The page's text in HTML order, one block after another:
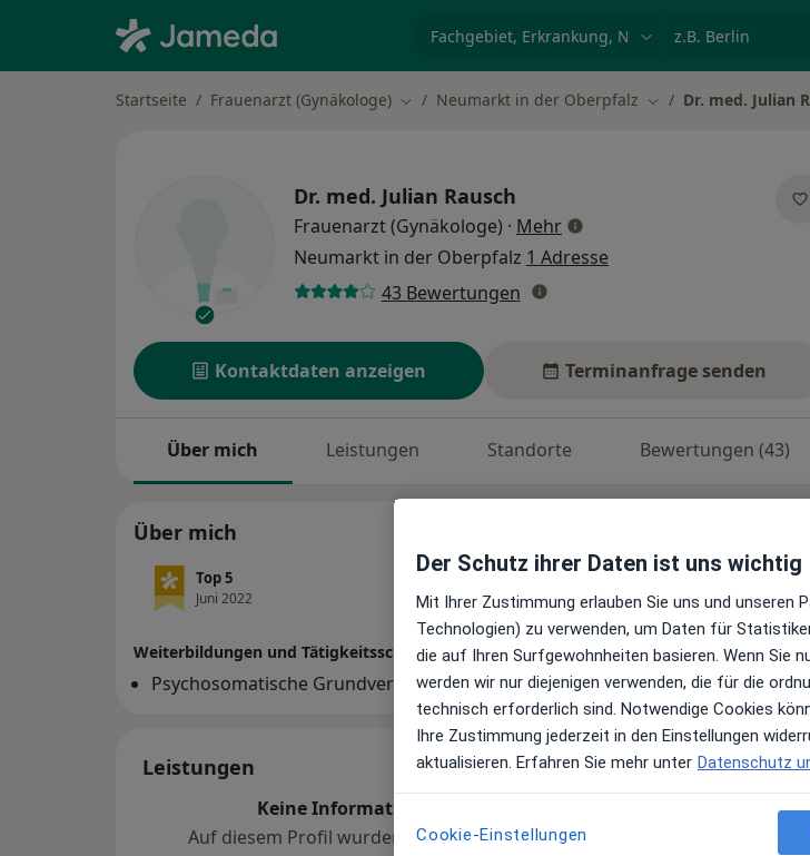
Startseite Frauenarzt (Gynäkologe) Stadt ändern
Neumarkt in der Oberpfalz Stadt ändern
Dr. med. Julian
Dr. med. Julian Rausch
Frauenarzt (Gynäkologe) · Mehrüber Spezialisierungen
Neumarkt in der Oberpfalz 1 Adresse
43 Bewertungen
Kontaktdaten anzeigen Terminanfrage senden
Über mich Leistungen Standorte Bewertungen (43)
Über mich
Top 5
Juni 2022
Weiterbildungen und Tätigkeitsschwerpunkte
Psychosomatische Grundversorgung
Leistungen
Keine Informationen über Leistungen und Kosten
Auf diesem Profil wurden noch keine Informationen über Leistungen
Der Schutz ihrer Daten ist uns wichtig
Mit Ihrer Zustimmung erlauben Sie uns und unseren
Technologien) zu verwenden, um Daten für
die auf Ihren Surfgewohnheiten basieren. Wenn Sie
werden wir nur diejenigen verwenden, die für die
technisch erforderlich sind. Notwendige Cookies
Ihre Zustimmung jederzeit in den Einstellungen
aktualisieren. Erfahren Sie mehr unter Datenschutz
Cookie-Einstellungen